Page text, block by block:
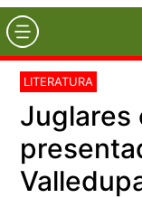
LITERATURA
Juglares